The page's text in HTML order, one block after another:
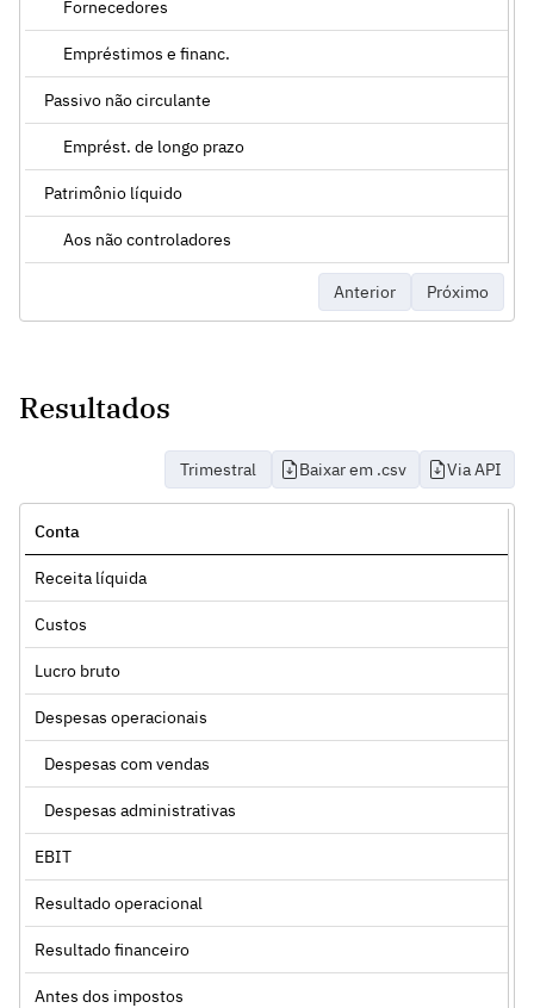
Fornecedores
Empréstimos e financ.
Passivo não circulante
Emprést. de longo prazo
Patrimônio líquido
Aos não controladores
Anterior Próximo
Resultados
Trimestral Baixar em .csv Via API
Conta
Receita líquida
Custos
Lucro bruto
Despesas operacionais
Despesas com vendas
Despesas administrativas
EBIT
Resultado operacional
Resultado financeiro
Antes dos impostos